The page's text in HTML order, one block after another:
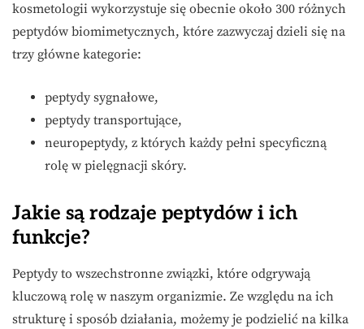
kosmetologii wykorzystuje się obecnie około 300 różnych
peptydów biomimetycznych, które zazwyczaj dzieli się na
trzy główne kategorie:
peptydy sygnałowe,
peptydy transportujące,
neuropeptydy, z których każdy pełni specyficzną
rolę w pielęgnacji skóry.
Jakie są rodzaje peptydów i ich
funkcje?
Peptydy to wszechstronne związki, które odgrywają
kluczową rolę w naszym organizmie. Ze względu na ich
strukturę i sposób działania, możemy je podzielić na kilka